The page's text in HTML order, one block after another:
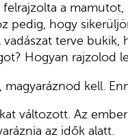
a
pedig, hogy
terve bukik,
Hogyan rajzolod
magyaráznod kell.
változott. Az
az idők alatt.